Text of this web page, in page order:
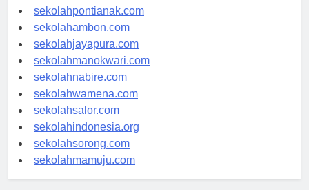
sekolahbanjarbaru.com
sekolahpontianak.com
sekolahambon.com
sekolahjayapura.com
sekolahmanokwari.com
sekolahnabire.com
sekolahwamena.com
sekolahsalor.com
sekolahindonesia.org
sekolahsorong.com